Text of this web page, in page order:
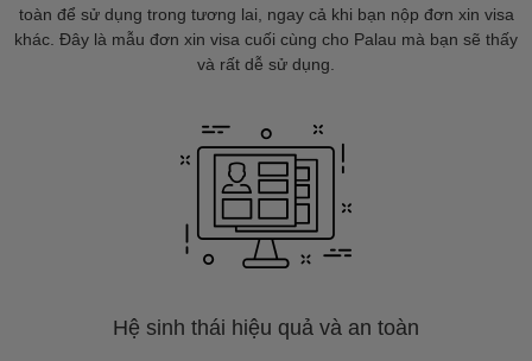
toàn để sử dụng trong tương lai, ngay cả khi bạn nộp đơn xin visa
khác. Đây là mẫu đơn xin visa cuối cùng cho Palau mà bạn sẽ thấy
và rất dễ sử dụng.
Hệ sinh thái hiệu quả và an toàn